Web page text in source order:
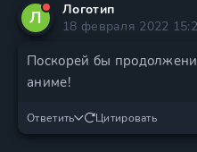
Л
Логотип
18 февраля 2022
Поскорей бы
аниме!
Ответить Цитировать